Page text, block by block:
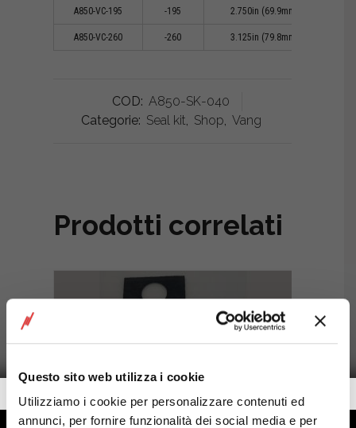
Questo sito web utilizza i cookie
Utilizziamo i cookie per personalizzare contenuti ed
annunci, per fornire funzionalità dei social media e per
A850-VC-195 -195 2.750in (69.9mm)
A850-VC-260 -260 3.125in (79.8mm)
COD: A850-SK-040
Categorie: Seal kit, Shop, Vang
Prodotti correlati
Getalook Studio Productions